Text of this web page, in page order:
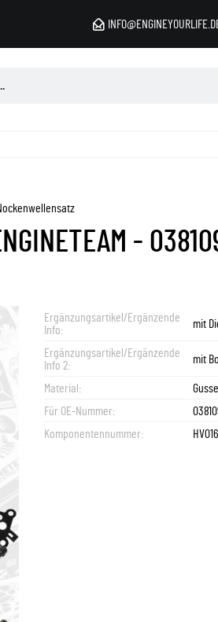
-
Ergänzungsartikel/Ergänzende
Info:
mit
Ergänzungsartikel/Ergänzende
Info 2:
mit
Material:
Für OE-Nummer:
Komponentennummer: